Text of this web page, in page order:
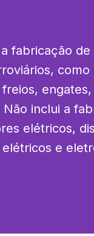
fabricação
como
inclui a
elétricos,
e